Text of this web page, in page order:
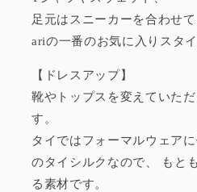
足元はスニーカーを合わせて
ariの一番のお気に入りスタイ
【ドレスアップ】
靴やトップスを変えていた
す。
タイではフォーマルウェア
のタイシルクなので、
もと
る素材です。